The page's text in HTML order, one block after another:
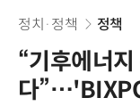
정치·정책 정책
“기후에너
다